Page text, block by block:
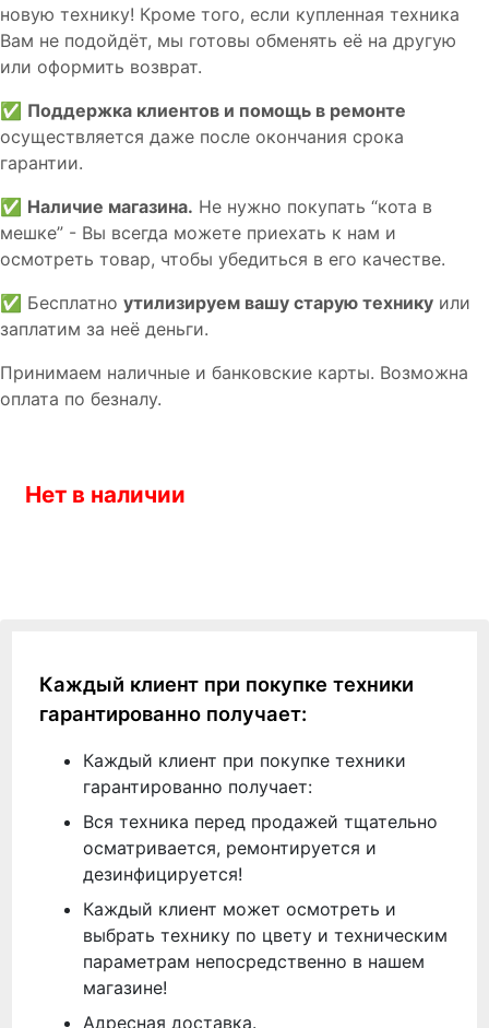
новую технику! Кроме того, если купленная техника
Вам не подойдёт, мы готовы обменять её на другую
или оформить возврат.
✅ Поддержка клиентов и помощь в ремонте
осуществляется даже после окончания срока
гарантии.
✅ Наличие магазина. Не нужно покупать “кота в
мешке” - Вы всегда можете приехать к нам и
осмотреть товар, чтобы убедиться в его качестве.
✅ Бесплатно утилизируем вашу старую технику или
заплатим за неё деньги.
Принимаем наличные и банковские карты. Возможна
оплата по безналу.
Нет в наличии
Каждый клиент при покупке техники
гарантированно получает:
Каждый клиент при покупке техники
гарантированно получает:
Вся техника перед продажей тщательно
осматривается, ремонтируется и
дезинфицируется!
Каждый клиент может осмотреть и
выбрать технику по цвету и техническим
параметрам непосредственно в нашем
магазине!
Адресная доставка.